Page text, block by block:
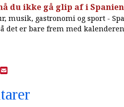
du ikke gå glip af i
musik, gastronomi og sport -
det er bare frem med